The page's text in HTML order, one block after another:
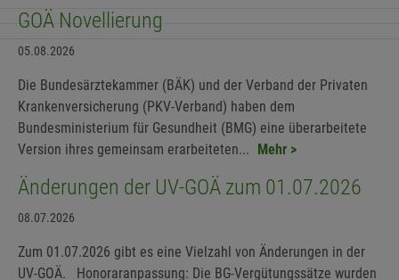
GOÄ Novellierung
05.08.2026
Die Bundesärztekammer (BÄK) und der Verband der Privaten
Krankenversicherung (PKV-Verband) haben dem
Bundesministerium für Gesundheit (BMG) eine überarbeitete
Version ihres gemeinsam erarbeiteten... Mehr >
Änderungen der UV-GOÄ zum 01.07.2026
08.07.2026
Zum 01.07.2026 gibt es eine Vielzahl von Änderungen in der
UV-GOÄ. Honoraranpassung: Die BG-Vergütungssätze wurden